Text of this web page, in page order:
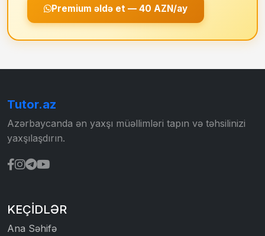
Premium əldə et — 40 AZN/ay
Tutor.az
Azərbaycanda ən yaxşı müəllimləri tapın və təhsilinizi
yaxşılaşdırın.
KEÇIDLƏR
Ana Səhifə